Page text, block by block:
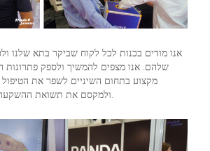
אנו מודים בכנות לכל לקוח שביקר בתא שלנו
שלהם. אנו מצפים להמשיך ולספק פתרונות
מקצוע בתחום השיניים לשפר את
ולמקסם את תשואת ההשקעה של תרגול השיניים שלך.